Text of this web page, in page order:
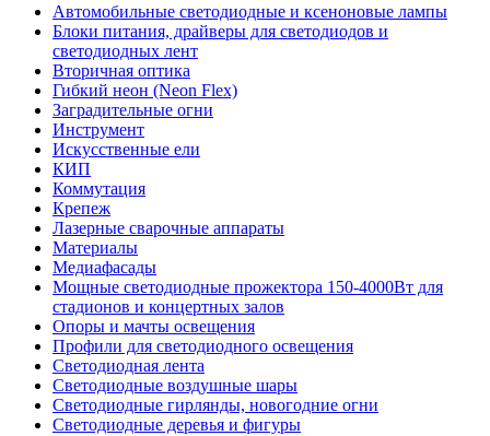
Автомобильные светодиодные и ксеноновые лампы
Блоки питания, драйверы для светодиодов и
светодиодных лент
Вторичная оптика
Гибкий неон (Neon Flex)
Заградительные огни
Инструмент
Искусственные ели
КИП
Коммутация
Крепеж
Лазерные сварочные аппараты
Материалы
Медиафасады
Мощные светодиодные прожектора 150-4000Вт для
стадионов и концертных залов
Опоры и мачты освещения
Профили для светодиодного освещения
Светодиодная лента
Светодиодные воздушные шары
Светодиодные гирлянды, новогодние огни
Светодиодные деревья и фигуры